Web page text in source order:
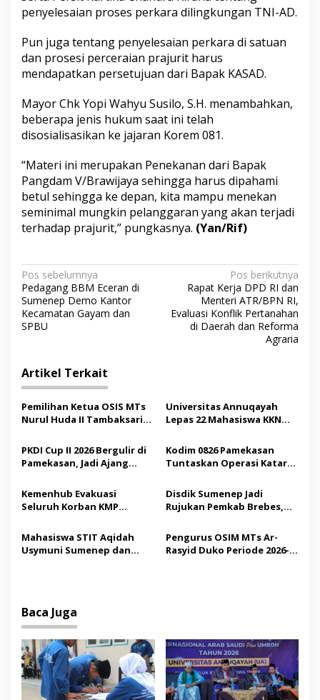
penyelesaian proses perkara dilingkungan TNI-AD.
Pun juga tentang penyelesaian perkara di satuan
dan prosesi perceraian prajurit harus
mendapatkan persetujuan dari Bapak KASAD.
Mayor Chk Yopi Wahyu Susilo, S.H. menambahkan,
beberapa jenis hukum saat ini telah
disosialisasikan ke jajaran Korem 081.
“Materi ini merupakan Penekanan dari Bapak
Pangdam V/Brawijaya sehingga harus dipahami
betul sehingga ke depan, kita mampu menekan
seminimal mungkin pelanggaran yang akan terjadi
terhadap prajurit,” pungkasnya. (Yan/Rif)
N
a
v
i
a
s
i
o
Pos sebelumnya
Pedagang BBM Eceran di
Sumenep Demo Kantor
Kecamatan Gayam dan
SPBU
Pos berikutnya
Rapat Kerja DPD RI dan
Menteri ATR/BPN RI,
Evaluasi Konflik Pertanahan
di Daerah dan Reforma
Agraria
Artikel Terkait
Pemilihan Ketua OSIS MTs
Nurul Huda II Tambaksari
Demokrasi bagi Siswa
Universitas Annuqayah
Lepas 22 Mahasiswa KKN
Saudi
PKDI Cup II 2026 Bergulir di
Pamekasan, Jadi Ajang
Madura
Kodim 0826 Pamekasan
Tuntaskan Operasi Katarak
Tindakan Medis
Kemenhub Evakuasi
Seluruh Korban KMP
Operator Diaudit
Disdik Sumenep Jadi
Rujukan Pemkab Brebes,
Pendidikan Berbasis
Budaya
Mahasiswa STIT Aqidah
Usymuni Sumenep dan
Pengurus OSIM MTs Ar-
Rasyid Duko Periode 2026-
Baca Juga